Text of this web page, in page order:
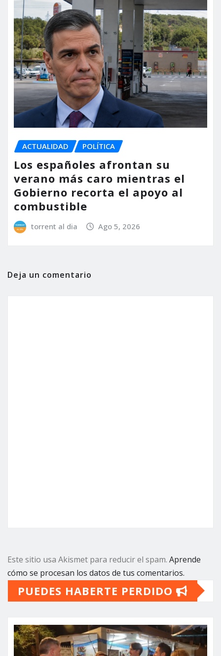
ACTUALIDAD POLÍTICA
Los españoles afrontan su
verano más caro mientras el
Gobierno recorta el apoyo al
combustible
torrent al dia Ago 5, 2026
Deja un comentario
Este sitio usa Akismet para reducir el spam. Aprende
cómo se procesan los datos de tus comentarios.
PUEDES HABERTE PERDIDO